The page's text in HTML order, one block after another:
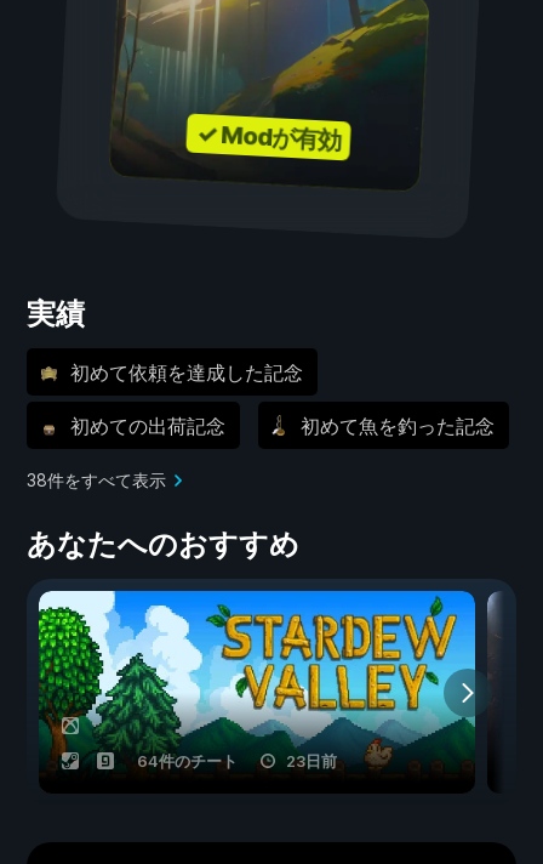
✓ Modが有効
実績
初めて依頼を達成した記念
初めての出荷記念 初めて魚を釣った記念
38件をすべて表示
あなたへのおすすめ
64件のチート 23日前